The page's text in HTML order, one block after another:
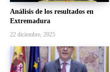
Análisis de los resultados en
Extremadura
22 diciembre, 2025